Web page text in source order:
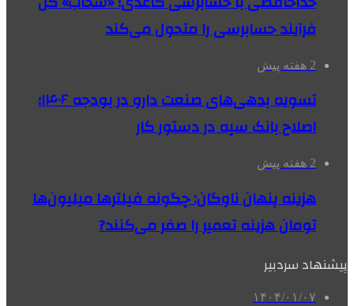
فرآیند حسابرسی را متحول می‌کند
2 هفته پیش
تسویه بدهی‌های صنعت دارو در بودجه ۱۴۰۶؛
اصلاح بانک سپه در دستور کار
2 هفته پیش
هزینه پنهان ناوگان: چگونه فیلترها میلیون‌ها
تومان هزینه تعمیر را صفر می‌کنند?
پیشنهاد سردبیر
۱۴۰۴/۰۱/۰۷